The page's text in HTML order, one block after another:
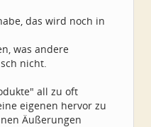
das wird noch in
was andere
nicht.
all zu oft
eigenen hervor zu
Äußerungen